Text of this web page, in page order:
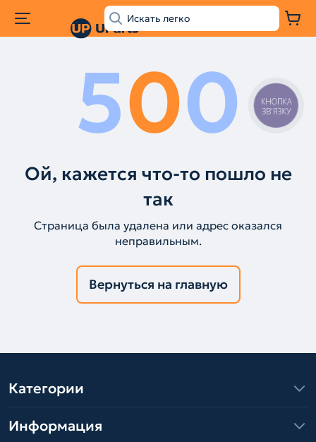
500
Ой, кажется что-то пошло не
так
Страница была удалена или адрес оказался
неправильным.
Вернуться на главную
Категории
Информация
КНОПКА
ЗВ'ЯЗКУ